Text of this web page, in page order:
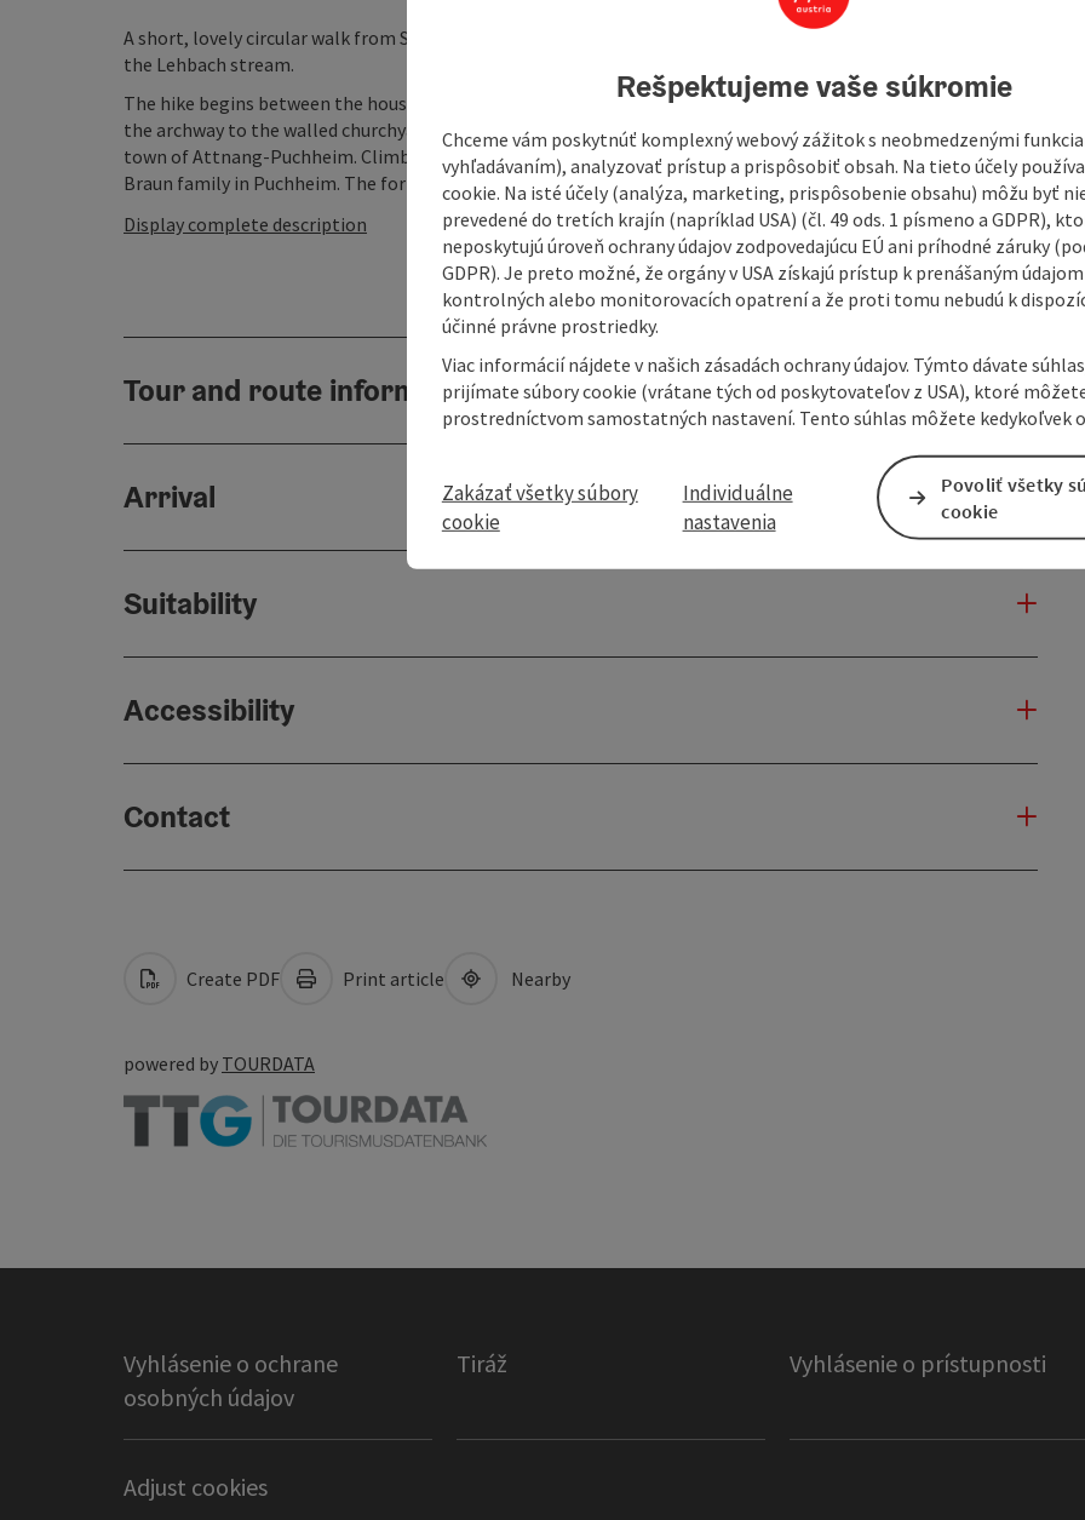
A short, lovely circular walk from St Martin's Church through the forest to Landertsham, and back again along
the Lehbach stream.
The hike begins between the houses at Linzer Straße 21 and 23, the path runs uphill. You soon pass through
the archway to the walled churchyard of St Martin's Church, from where you have a beautiful view over the
town of Attnang-Puchheim. Climbing up a few steps, you reach the Braun crypt. This is the burial place of the
Braun family in Puchheim. The former Braun brewery is now home to the Spitz food factory, which is ...
Display complete description
Tour and route information
Arrival
Suitability
Accessibility
Contact
Create PDF Print article Nearby
powered by TOURDATA
Vyhlásenie o ochrane
osobných údajov
Tiráž Vyhlásenie o prístupnosti
Adjust cookies
Rešpektujeme vaše súkromie
Chceme vám poskytnúť komplexný webový zážitok s neobmedzenými
vyhľadávaním), analyzovať prístup a prispôsobiť obsah. Na tieto účely
cookie. Na isté účely (analýza, marketing, prispôsobenie obsahu) môžu byť
prevedené do tretích krajín (napríklad USA) (čl. 49 ods. 1 písmeno a GDPR),
neposkytujú úroveň ochrany údajov zodpovedajúcu EÚ ani príhodné záruky
GDPR). Je preto možné, že orgány v USA získajú prístup k prenášaným
kontrolných alebo monitorovacích opatrení a že proti tomu nebudú k
účinné právne prostriedky.
Viac informácií nájdete v našich zásadách ochrany údajov. Týmto dávate
prijímate súbory cookie (vrátane tých od poskytovateľov z USA), ktoré
prostredníctvom samostatných nastavení. Tento súhlas môžete kedykoľvek
Zakázať všetky súbory
cookie
Individuálne
nastavenia
Povoliť všetky
cookie